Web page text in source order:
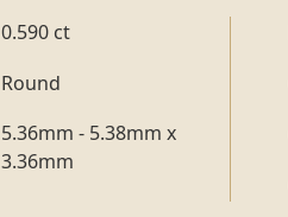
0.590 ct
Round
5.36mm - 5.38mm x
3.36mm